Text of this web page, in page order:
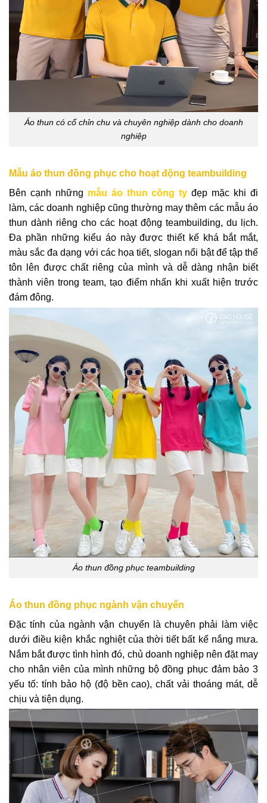
Áo thun có cổ chỉn chu và chuyên nghiệp dành cho doanh
nghiệp
Mẫu áo thun đồng phục cho hoạt động teambuilding
Bên cạnh những mẫu áo thun công ty đẹp mặc khi đi
làm, các doanh nghiệp cũng thường may thêm các mẫu áo
thun dành riêng cho các hoạt động teambuilding, du lịch.
Đa phần những kiểu áo này được thiết kế khá bắt mắt,
màu sắc đa dạng với các họa tiết, slogan nổi bật để tập thể
tôn lên được chất riêng của mình và dễ dàng nhận biết
thành viên trong team, tạo điểm nhấn khi xuất hiện trước
đám đông.
Áo thun đồng phục teambuilding
Áo thun đồng phục ngành vận chuyển
Đặc tính của ngành vận chuyển là chuyên phải làm việc
dưới điều kiện khắc nghiệt của thời tiết bất kể nắng mưa.
Nắm bắt được tình hình đó, chủ doanh nghiệp nên đặt may
cho nhân viên của mình những bộ đồng phục đảm bảo 3
yếu tố: tính bảo hộ (độ bền cao), chất vải thoáng mát, dễ
chịu và tiện dụng.